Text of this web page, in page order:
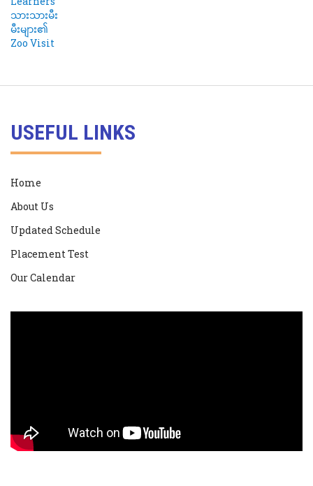
USEFUL LINKS
Home
About Us
Updated Schedule
Placement Test
Our Calendar